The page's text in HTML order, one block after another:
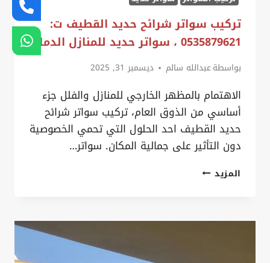
تركيب سواتر شرائح حديد القطيف ت:
0535879621 ، سواتر حديد للمنازل الدمام
بواسطةعبدالله سالم ديسمبر 31, 2025
الاهتمام بالمظهر الخارجي للمنازل والفلل جزء
أساسي من الذوق العام، تركيب سواتر شرائح
حديد القطيف احد الحلول التي تحمي الخصوصية
دون التأثير على جمالية المكان. سواتر…
المزيدتركيب
حديد